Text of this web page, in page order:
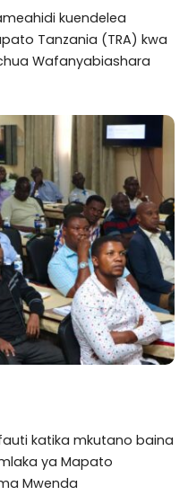
kuendelea
Tanzania (TRA) kwa
Wafanyabiashara
katika mkutano baina
ya Mapato
Mwenda